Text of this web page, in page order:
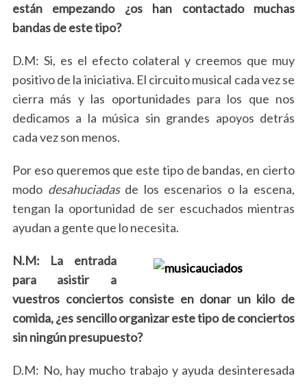
están empezando ¿os han contactado muchas
bandas de este tipo?
D.M: Si, es el efecto colateral y creemos que muy
positivo de la iniciativa. El circuito musical cada vez se
cierra más y las oportunidades para los que nos
dedicamos a la música sin grandes apoyos detrás
cada vez son menos.
Por eso queremos que este tipo de bandas, en cierto
modo desahuciadasde los escenarios o la escena,
tengan la oportunidad de ser escuchados mientras
ayudan a gente que lo necesita.
N.M:
La entrada
para asistir a
vuestros conciertos consiste en donar un kilo de
comida, ¿es sencillo organizar este tipo de conciertos
sin ningún presupuesto?
D.M: No, hay mucho trabajo y ayuda desinteresada